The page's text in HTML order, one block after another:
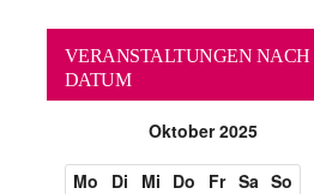
VERANSTALTUNGEN NACH
DATUM
Oktober 2025
Mo Di Mi Do Fr Sa So